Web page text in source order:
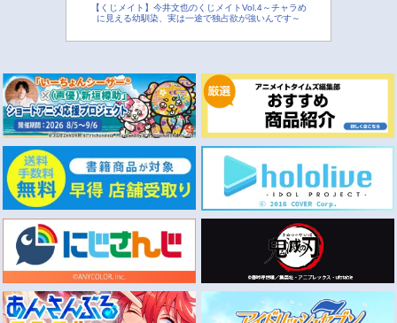
【くじメイト】今井文也のくじメイトVol.4～チャラめ
に見える幼馴染、実は一途で独占欲が強いんです～